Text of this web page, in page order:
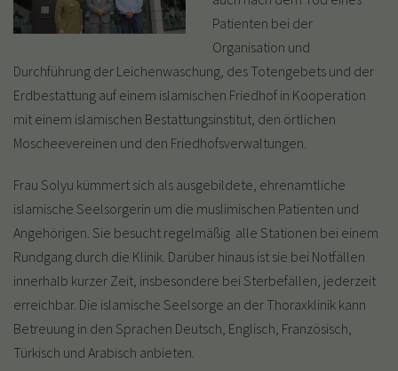
Patienten bei der
Organisation und
Durchführung der Leichenwaschung, des Totengebets und der
Erdbestattung auf einem islamischen Friedhof in Kooperation
mit einem islamischen Bestattungsinstitut, den örtlichen
Moscheevereinen und den Friedhofsverwaltungen.
Frau Solyu kümmert sich als ausgebildete, ehrenamtliche
islamische Seelsorgerin um die muslimischen Patienten und
Angehörigen. Sie besucht regelmäßig alle Stationen bei einem
Rundgang durch die Klinik. Darüber hinaus ist sie bei Notfällen
innerhalb kurzer Zeit, insbesondere bei Sterbefällen, jederzeit
erreichbar. Die islamische Seelsorge an der Thoraxklinik kann
Betreuung in den Sprachen Deutsch, Englisch, Französisch,
Türkisch und Arabisch anbieten.